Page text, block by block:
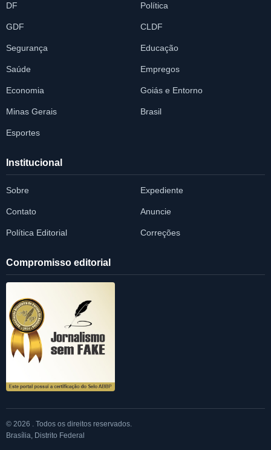
DF Política
GDF CLDF
Segurança Educação
Saúde Empregos
Economia Goiás e Entorno
Minas Gerais Brasil
Esportes
Institucional
Sobre Expediente
Contato Anuncie
Política Editorial Correções
Compromisso editorial
© 2026 . Todos os direitos reservados.
Brasília, Distrito Federal